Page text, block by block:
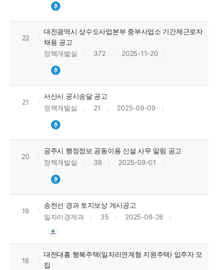
22
대전광역시 상수도사업본부 중부사업소 기간제근로자
채용 공고
정책개발실
372 2025-11-20
21
서산시 공시송달 공고
정책개발실
21 2025-09-09
20
공주시 행정정보 공동이용 신설 사무 알림 공고
정책개발실
38 2025-09-01
19
송전선 경과 토지보상 게시공고
일자리경제과
35 2025-08-26
18
대전대흥 행복주택(일자리연계형 지원주택) 입주자 모
집